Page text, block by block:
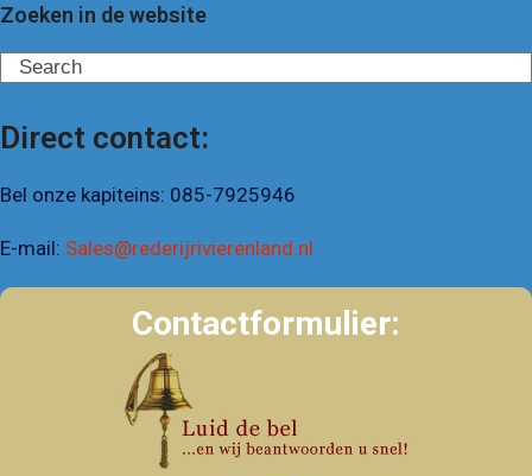
Zoeken in de website
Search
Direct contact:
Bel onze kapiteins: 085-7925946
E-mail: Sales@rederijrivierenland.nl
Contactformulier: